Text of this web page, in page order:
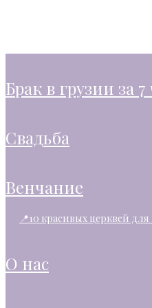
брак в грузии за
свадьба
венчание
📍10 красивых церквей
о нас